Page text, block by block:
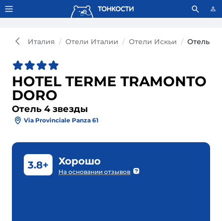
Тонкости используют сookie-файлы. Что это значит?
Италия Отели Италии Отели Искьи Отель
HOTEL TERME TRAMONTO
DORO
Отель 4 звезды
Via Provinciale Panza 61
3.8+ Хорошо
На основании отзывов